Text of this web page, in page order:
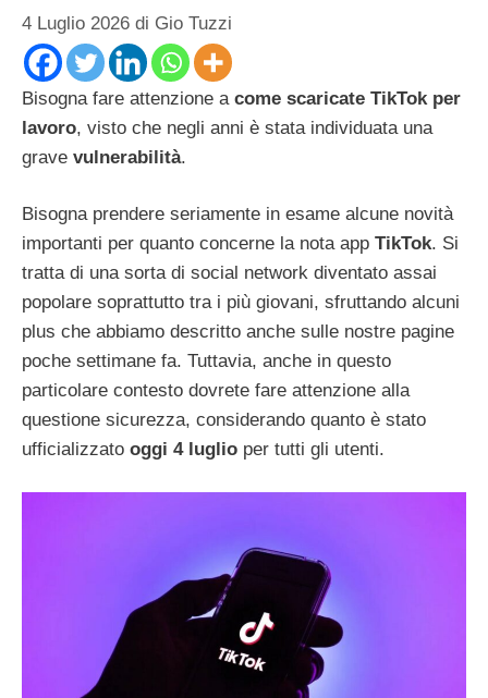
4 Luglio 2026 di Gio Tuzzi
Bisogna fare attenzione a come scaricate TikTok per
lavoro, visto che negli anni è stata individuata una
grave vulnerabilità.
Bisogna prendere seriamente in esame alcune novità
importanti per quanto concerne la nota app TikTok. Si
tratta di una sorta di social network diventato assai
popolare soprattutto tra i più giovani, sfruttando alcuni
plus che abbiamo descritto anche sulle nostre pagine
poche settimane fa. Tuttavia, anche in questo
particolare contesto dovrete fare attenzione alla
questione sicurezza, considerando quanto è stato
ufficializzato oggi 4 luglio per tutti gli utenti.